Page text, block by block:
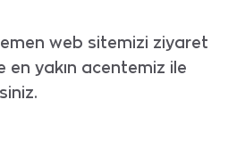
web sitemizi ziyaret
en yakın acentemiz ile